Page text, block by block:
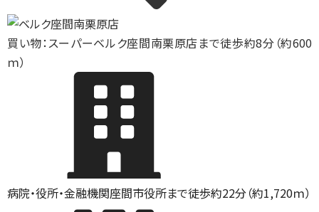
買い物：スーパーベルク座間南栗原店まで徒歩約8分（約600
ｍ）
病院・役所・金融機関座間市役所まで徒歩約22分（約1,720ｍ）